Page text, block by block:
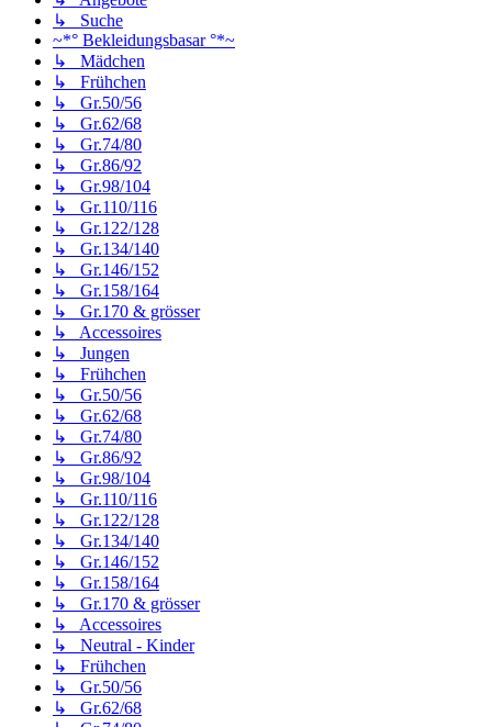
↳ Suche
~*° Bekleidungsbasar °*~
↳ Mädchen
↳ Frühchen
↳ Gr.50/56
↳ Gr.62/68
↳ Gr.74/80
↳ Gr.86/92
↳ Gr.98/104
↳ Gr.110/116
↳ Gr.122/128
↳ Gr.134/140
↳ Gr.146/152
↳ Gr.158/164
↳ Gr.170 & grösser
↳ Accessoires
↳ Jungen
↳ Frühchen
↳ Gr.50/56
↳ Gr.62/68
↳ Gr.74/80
↳ Gr.86/92
↳ Gr.98/104
↳ Gr.110/116
↳ Gr.122/128
↳ Gr.134/140
↳ Gr.146/152
↳ Gr.158/164
↳ Gr.170 & grösser
↳ Accessoires
↳ Neutral - Kinder
↳ Frühchen
↳ Gr.50/56
↳ Gr.62/68